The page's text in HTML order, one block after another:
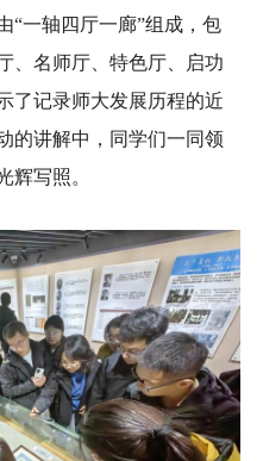
“一轴四厅一廊”组成，包
、名师厅、特色厅、启功
了记录师大发展历程的近
的讲解中，同学们一同领
辉写照。